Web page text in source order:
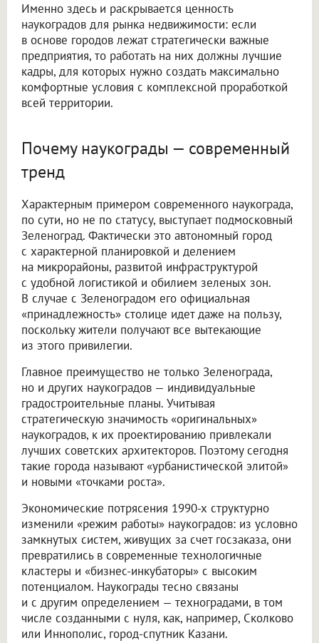
Именно здесь и раскрывается ценность
наукоградов для рынка недвижимости: если
в основе городов лежат стратегически важные
предприятия, то работать на них должны лучшие
кадры, для которых нужно создать максимально
комфортные условия с комплексной проработкой
всей территории.
Почему наукограды — современный
тренд
Характерным примером современного наукограда,
по сути, но не по статусу, выступает подмосковный
Зеленоград. Фактически это автономный город
с характерной планировкой и делением
на микрорайоны, развитой инфраструктурой
с удобной логистикой и обилием зеленых зон.
В случае с Зеленоградом его официальная
«принадлежность» столице идет даже на пользу,
поскольку жители получают все вытекающие
из этого привилегии.
Главное преимущество не только Зеленограда,
но и других наукоградов — индивидуальные
градостроительные планы. Учитывая
стратегическую значимость «оригинальных»
наукоградов, к их проектированию привлекали
лучших советских архитекторов. Поэтому сегодня
такие города называют «урбанистической элитой»
и новыми «точками роста».
Экономические потрясения 1990-х структурно
изменили «режим работы» наукоградов: из условно
замкнутых систем, живущих за счет госзаказа, они
превратились в современные технологичные
кластеры и «бизнес-инкубаторы» с высоким
потенциалом. Наукограды тесно связаны
и с другим определением — техноградами, в том
числе созданными с нуля, как, например, Сколково
или Иннополис, город-спутник Казани.